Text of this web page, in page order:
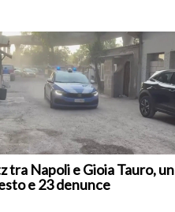
tra Napoli e Gioia Tauro, un
e 23 denunce